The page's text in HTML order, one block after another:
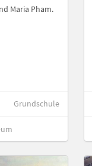
Maria Pham.
Grundschule